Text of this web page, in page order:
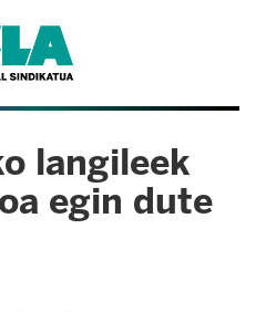
langileek
egin dute